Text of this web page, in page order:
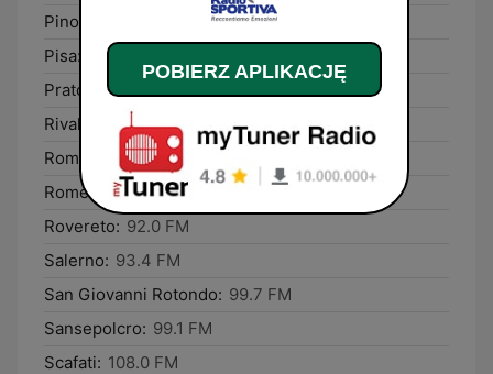
Pino sulla Sponda del Lago Maggiore:
Pisa:
94.2 FM
Prato:
96.4 FM
Rivalta di Torino: 101.5 FM
Romano di Lombardia:
Rome:
90.0 FM
Rovereto: 92.0 FM
Salerno: 93.4 FM
San Giovanni Rotondo: 99.7 FM
Sansepolcro: 99.1 FM
Scafati: 108.0 FM
POBIERZ APLIKACJĘ